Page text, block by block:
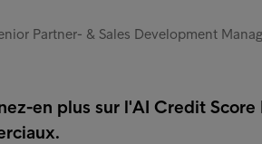
Partner- & Sales Development
en plus sur l'AI Credit